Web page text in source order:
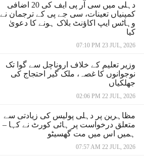
دہلی میں سی آر پی ایف کی 20 اضافی
کمپنیاں تعینات، سی جے پی کے ترجمان نے
وہاٹس ایپ اکاؤنٹ بلاک ہونے کا دعویٰ
کیا
07:10 PM 23 JUL, 2026
وزیر تعلیم کے خلاف اروناچل سے گوا تک
نوجوانوں کا غصہ، ملک گیر احتجاج کی
جھلکیاں
02:06 PM 22 JUL, 2026
مظاہرین پر دہلی پولیس کی زیادتی سے
متعلق درخواست پر ہائی کورٹ نے کہا –
ہمیں اس میں مت گھسیٹو
07:57 AM 22 JUL, 2026